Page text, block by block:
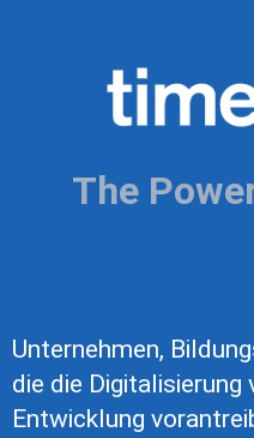
The
Unternehmen,
die die Digitalisierung
Entwicklung